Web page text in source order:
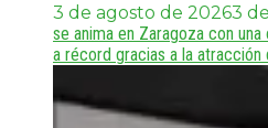
3 de agosto de 20263
se anima en Zaragoza con
a récord gracias a la